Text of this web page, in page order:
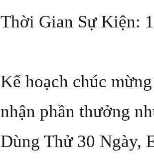
Thời Gian Sự Kiện:
Kế hoạch chúc
nhận phần thưởng
Dùng Thử 30 Ngày,